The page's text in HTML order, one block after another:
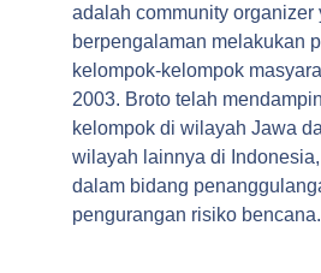
adalah community organizer
berpengalaman melakukan
kelompok-kelompok
2003. Broto telah
kelompok di wilayah Jawa
wilayah lainnya di
dalam bidang
pengurangan risiko bencana.